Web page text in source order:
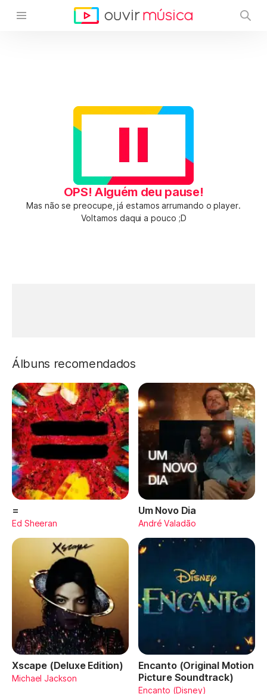
OPS! Alguém deu pause!
Mas não se preocupe, já estamos arrumando o player.
Voltamos daqui a pouco ;D
Álbuns recomendados
=
Ed Sheeran
Um Novo Dia
André Valadão
Xscape (Deluxe Edition)
Michael Jackson
Encanto (Original Motion
Picture Soundtrack)
Encanto (Disney)